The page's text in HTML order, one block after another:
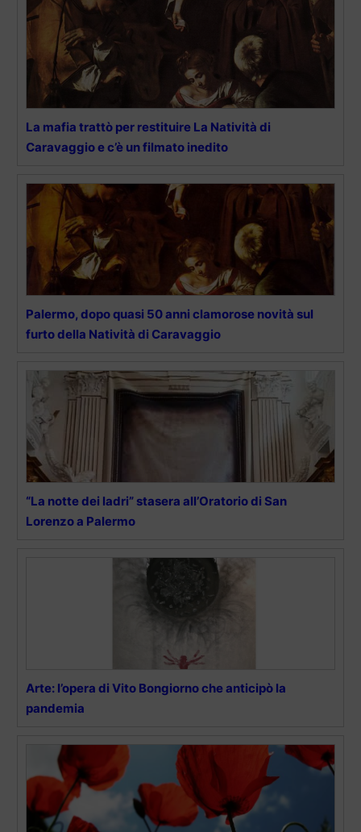
La mafia trattò per restituire La Natività di
Caravaggio e c’è un filmato inedito
Palermo, dopo quasi 50 anni clamorose novità sul
furto della Natività di Caravaggio
“La notte dei ladri” stasera all’Oratorio di San
Lorenzo a Palermo
Arte: l’opera di Vito Bongiorno che anticipò la
pandemia